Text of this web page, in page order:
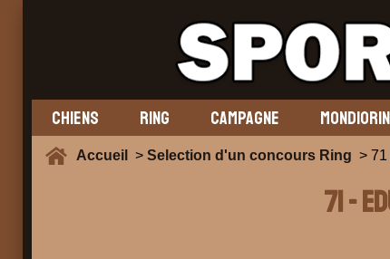
CHIENS RING CAMPAGNE
Accueil > Selection d'un concours Ring >
71 -